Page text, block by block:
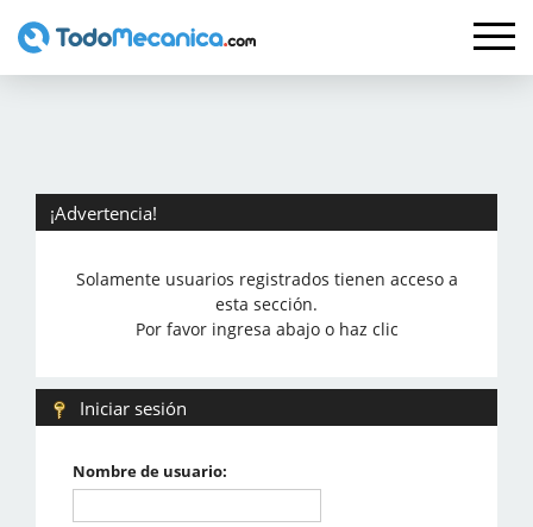
¡Advertencia!
Solamente usuarios registrados tienen acceso a
esta sección.
Por favor ingresa abajo o haz clic
Iniciar sesión
Nombre de usuario: